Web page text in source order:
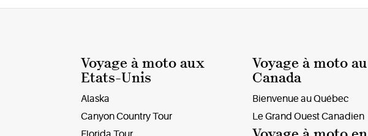
Voyage à moto aux
Etats-Unis
Alaska
Canyon Country Tour
Voyage à moto au
Canada
Bienvenue au Québec
Le Grand Ouest Canadien